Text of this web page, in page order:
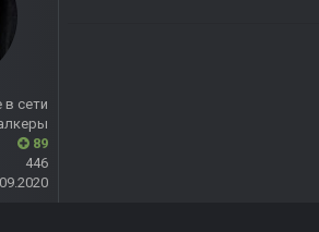
в сети
89
446